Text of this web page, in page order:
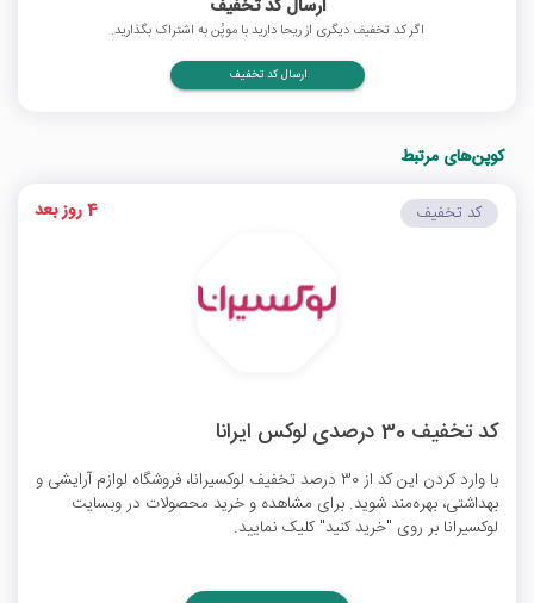
ارسال کد تخفیف
اگر کد تخفیف دیگری از ریحا دارید با موپُن به اشتراک بگذارید.
ارسال کد تخفیف
کوپن‌های مرتبط
کد تخفیف 30 درصدی لوکس ایرانا
با وارد کردن این کد از 30 درصد تخفیف لوکسیرانا، فروشگاه لوازم آرایشی و
بهداشتی، بهره‌مند شوید. برای مشاهده و خرید محصولات در وبسایت
لوکسیرانا بر روی "خرید کنید" کلیک نمایید.
کد تخفیف 4 روز بعد